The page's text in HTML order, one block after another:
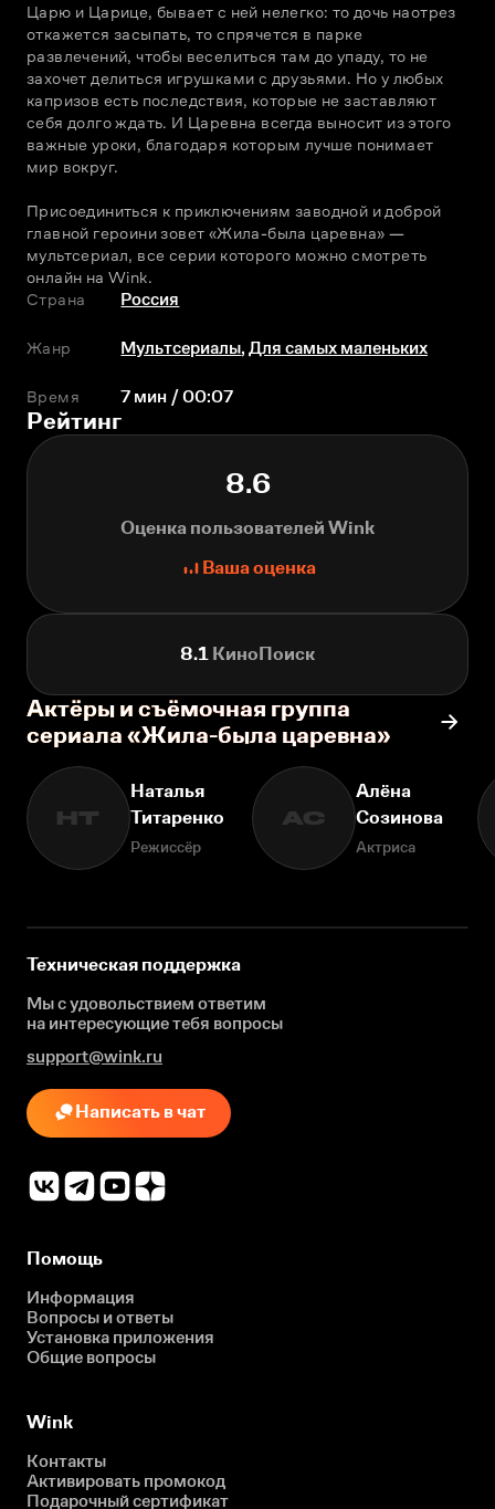
Царю и Царице, бывает с ней нелегко: то дочь наотрез
откажется засыпать, то спрячется в парке
развлечений, чтобы веселиться там до упаду, то не
захочет делиться игрушками с друзьями. Но у любых
капризов есть последствия, которые не заставляют
себя долго ждать. И Царевна всегда выносит из этого
важные уроки, благодаря которым лучше понимает
мир вокруг.
Присоединиться к приключениям заводной и доброй
главной героини зовет «Жила-была царевна» —
мультсериал, все серии которого можно смотреть
онлайн на Wink.
Страна
Россия
Жанр Мультсериалы,Для самых маленьких
Время 7 мин / 00:07
Рейтинг
8.6
Оценка пользователей Wink
Ваша оценка
8.1 КиноПоиск
Актёры и съёмочная группа
сериала «Жила-была царевна»
НТ
Наталья
Титаренко
Режиссёр
АС
Алёна
Созинова
Актриса
Техническая поддержка
Мы с удовольствием ответим
на интересующиетебя вопросы
support@wink.ru
Написать в чат
Помощь
Информация
Вопросы и ответы
Установка приложения
Общие вопросы
Wink
Контакты
Активировать промокод
Подарочный сертификат